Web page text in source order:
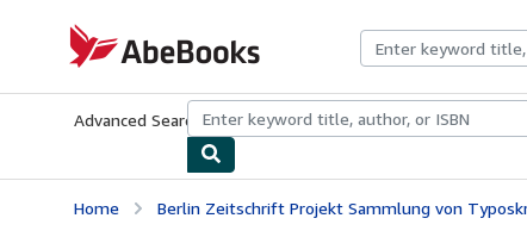
AbeBooks.com
Advanced Search Browse CollectionsRare BooksArt &
Home Berlin Zeitschrift Projekt Sammlung von